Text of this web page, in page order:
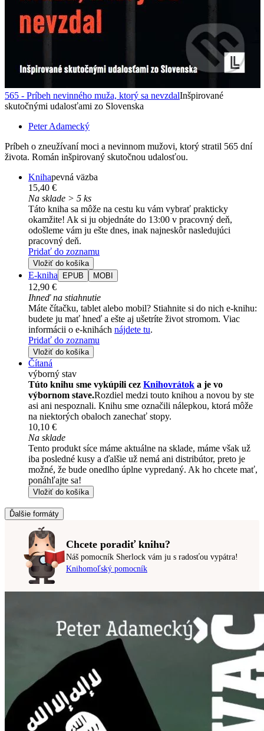
565 - Príbeh nevinného muža, ktorý sa nevzdalInšpirované
skutočnými udalosťami zo Slovenska
Peter Adamecký
Príbeh o zneužívaní moci a nevinnom mužovi, ktorý stratil 565 dní
života. Román inšpirovaný skutočnou udalosťou.
Knihapevná väzba
15,40 €
Na sklade > 5 ks
Táto kniha sa môže na cestu ku vám vybrať prakticky
okamžite! Ak si ju objednáte do 13:00 v pracovný deň,
odošleme vám ju ešte dnes, inak najneskôr nasledujúci
pracovný deň.
Pridať do zoznamu
Vložiť do košíka
E-kniha EPUB MOBI
12,90 €
Ihneď na stiahnutie
Máte čítačku, tablet alebo mobil? Stiahnite si do nich e-knihu:
budete ju mať hneď a ešte aj ušetríte život stromom. Viac
informácii o e-knihách nájdete tu.
Pridať do zoznamu
Vložiť do košíka
Čítaná
výborný stav
Túto knihu sme vykúpili cez Knihovrátok a je vo
výbornom stave.Rozdiel medzi touto knihou a novou by ste
asi ani nespoznali. Knihu sme označili nálepkou, ktorá môže
na niektorých obaloch zanechať stopy.
10,10 €
Na sklade
Tento produkt síce máme aktuálne na sklade, máme však už
iba posledné kusy a ďalšie už nemá ani distribútor, preto je
možné, že bude onedlho úplne vypredaný. Ak ho chcete mať,
ponáhľajte sa!
Vložiť do košíka
Ďalšie formáty
Chcete poradiť knihu?
Náš pomocník Sherlock vám ju s radosťou vypátra!
Knihomoľský pomocník